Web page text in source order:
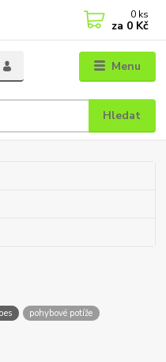
Menu
Hledat
0 ks
za 0 Kč
pes
pohybové potíže